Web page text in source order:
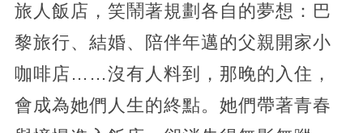
旅人飯店，笑鬧著規劃各自的夢想：巴
黎旅行、結婚、陪伴年邁的父親開家小
咖啡店……沒有人料到，那晚的入住，
會成為她們人生的終點。她們帶著青春